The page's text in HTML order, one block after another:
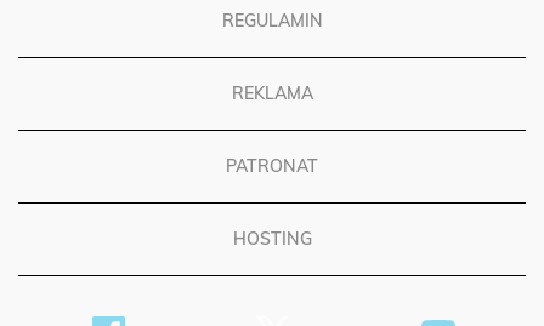
REGULAMIN
REKLAMA
PATRONAT
HOSTING